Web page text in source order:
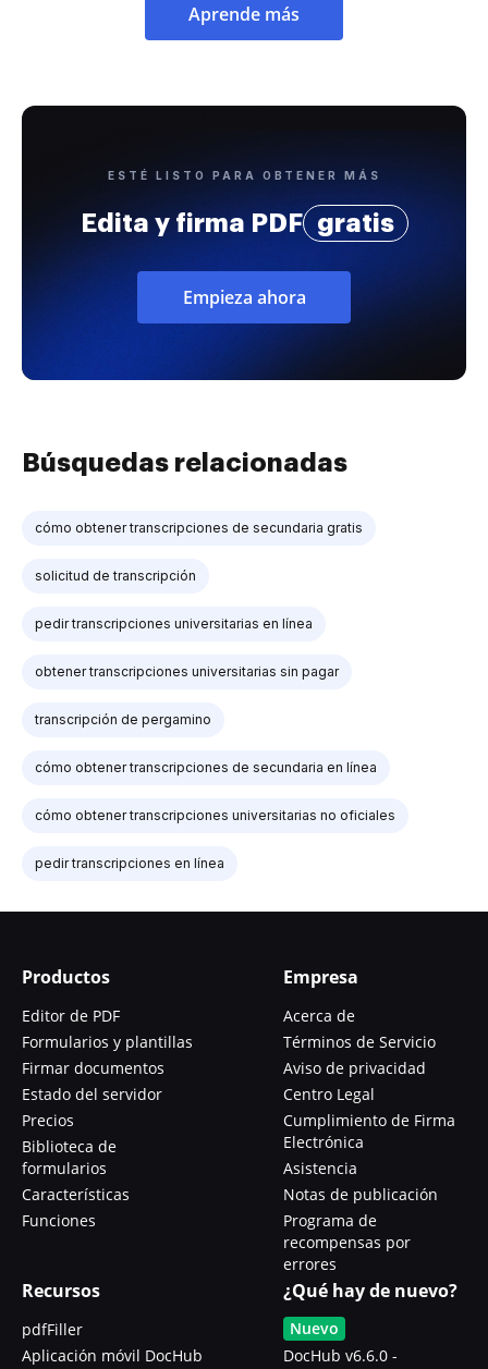
Aprende más
ESTÉ LISTO PARA OBTENER MÁS
Edita y firma PDF gratis
Empieza ahora
Búsquedas relacionadas
cómo obtener transcripciones de secundaria gratis
solicitud de transcripción
pedir transcripciones universitarias en línea
obtener transcripciones universitarias sin pagar
transcripción de pergamino
cómo obtener transcripciones de secundaria en línea
cómo obtener transcripciones universitarias no oficiales
pedir transcripciones en línea
Productos
Editor de PDF
Formularios y plantillas
Firmar documentos
Estado del servidor
Precios
Biblioteca de
formularios
Características
Funciones
Empresa
Acerca de
Términos de Servicio
Aviso de privacidad
Centro Legal
Cumplimiento de Firma
Electrónica
Asistencia
Notas de publicación
Programa de
recompensas por
errores
Recursos
pdfFiller
Aplicación móvil DocHub
¿Qué hay de nuevo?
Nuevo
DocHub v6.6.0 -